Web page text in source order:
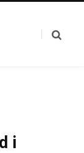
i